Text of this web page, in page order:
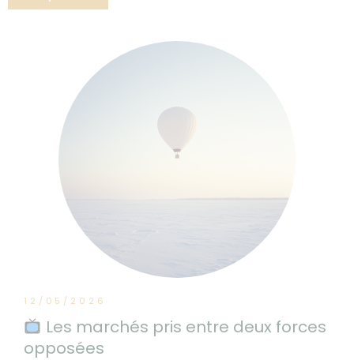
12/05/2026
Les marchés pris entre deux forces
opposées